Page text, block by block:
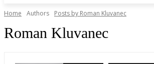
Home Authors Posts by Roman Kluvanec
Roman Kluvanec